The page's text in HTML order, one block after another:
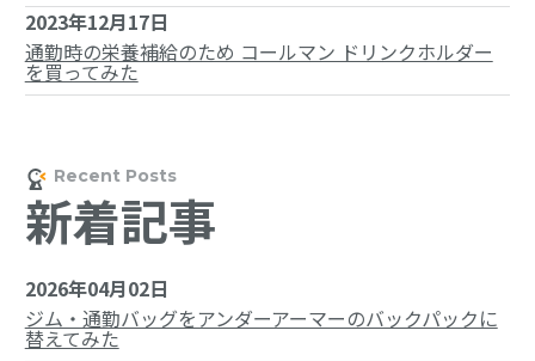
2023年12月17日
通勤時の栄養補給のため コールマン ドリンクホルダー
を買ってみた
新着記事
2026年04月02日
ジム・通勤バッグをアンダーアーマーのバックパックに
替えてみた